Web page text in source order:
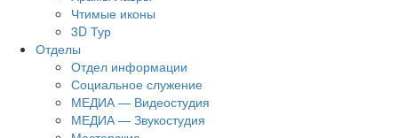
Чтимые иконы
3D Тур
Отделы
Отдел информации
Социальное служение
МЕДИА — Видеостудия
МЕДИА — Звукостудия